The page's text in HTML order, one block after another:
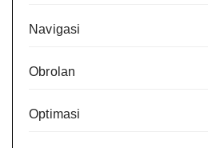
Navigasi
Obrolan
Optimasi